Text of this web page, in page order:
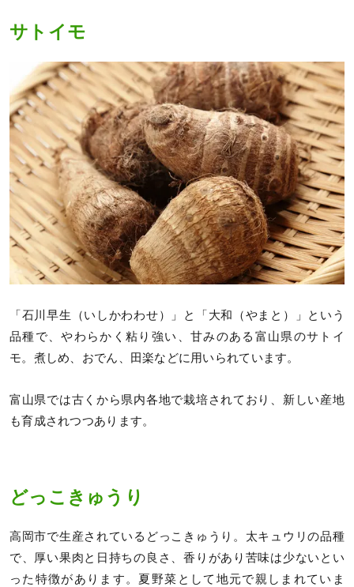
サトイモ
「石川早生（いしかわわせ）」と「大和（やまと）」という
品種で、やわらかく粘り強い、甘みのある富山県のサトイ
モ。煮しめ、おでん、田楽などに用いられています。
富山県では古くから県内各地で栽培されており、新しい産地
も育成されつつあります。
どっこきゅうり
高岡市で生産されているどっこきゅうり。太キュウリの品種
で、厚い果肉と日持ちの良さ、香りがあり苦味は少ないとい
った特徴があります。夏野菜として地元で親しまれていま